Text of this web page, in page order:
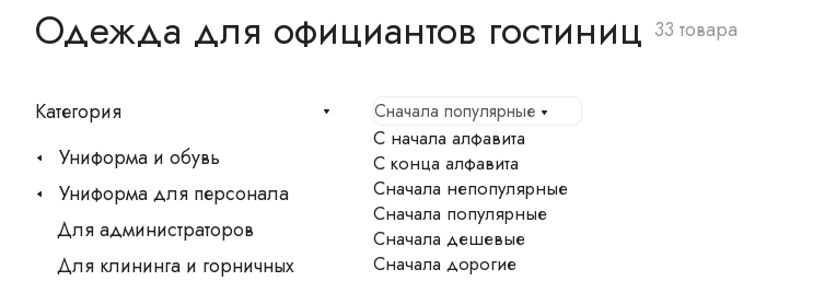
Одежда для официантов гостиниц 33 товара
Сначала популярные
С начала алфавита
С конца алфавита
Сначала непопулярные
Сначала популярные
Сначала дешевые
Сначала дорогие
Категория
Униформа и обувь
Униформа для персонала
Для администраторов
Для клининга и горничных